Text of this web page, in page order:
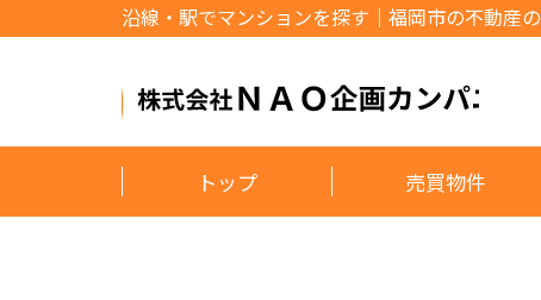
沿線・駅でマンションを探す｜福岡市の不動産
トップ 売買物件